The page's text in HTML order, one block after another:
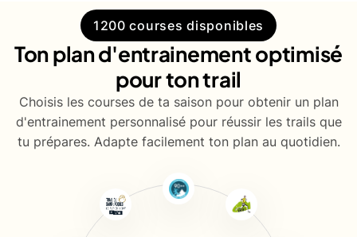
1200 courses disponibles
Ton plan d'entrainement optimisé
pour ton trail
Choisis les courses de ta saison pour obtenir un plan
d'entrainement personnalisé pour réussir les trails que
tu prépares. Adapte facilement ton plan au quotidien.